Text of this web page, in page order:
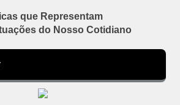
que Representam
do Nosso Cotidiano